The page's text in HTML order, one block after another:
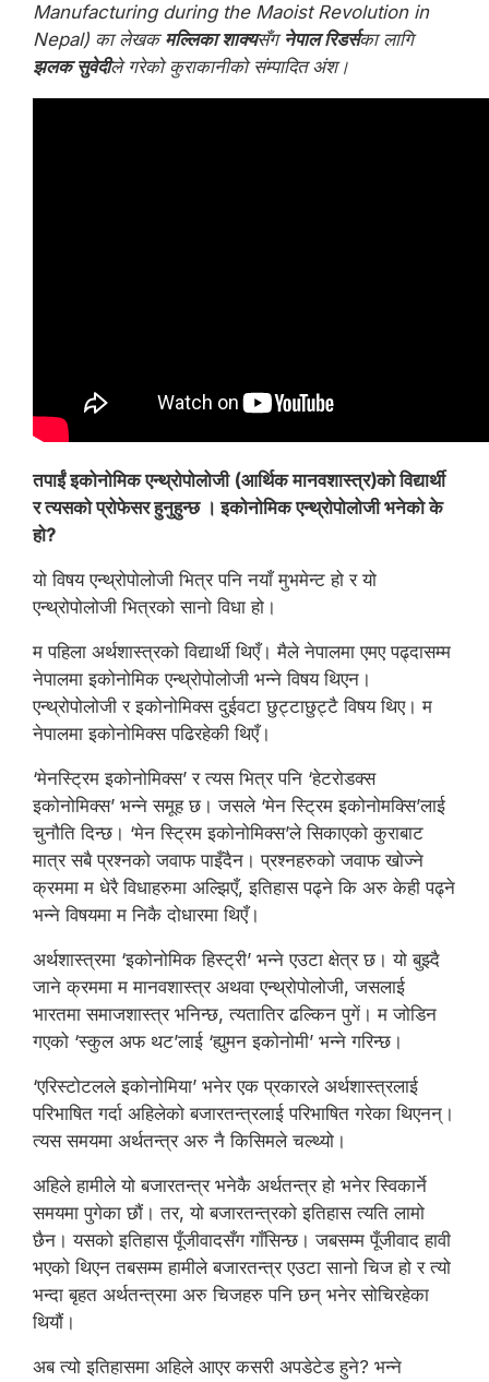
Manufacturing during the Maoist Revolution in
Nepal) का लेखक मल्लिका शाक्यसँग नेपाल रिडर्सका लागि
झलक सुवेदीले गरेको कुराकानीको संम्पादित अंश।
तपाईं इकोनोमिक एन्थ्रोपोलोजी (आर्थिक मानवशास्त्र)को विद्यार्थी
र त्यसको प्रोफेसर हुनुहुन्छ । इकोनोमिक एन्थ्रोपोलोजी भनेको के
हो?
यो विषय एन्थ्रोपोलोजी भित्र पनि नयाँ मुभमेन्ट हो र यो
एन्थ्रोपोलोजी भित्रको सानो विधा हो।
म पहिला अर्थशास्त्रको विद्यार्थी थिएँ। मैले नेपालमा एमए पढ्दासम्म
नेपालमा इकोनोमिक एन्थ्रोपोलोजी भन्ने विषय थिएन।
एन्थ्रोपोलोजी र इकोनोमिक्स दुईवटा छुट्टाछुट्टै विषय थिए। म
नेपालमा इकोनोमिक्स पढिरहेकी थिएँ।
‘मेनस्ट्रिम इकोनोमिक्स’ र त्यस भित्र पनि ‘हेटरोडक्स
इकोनोमिक्स’ भन्ने समूह छ। जसले ‘मेन स्ट्रिम इकोनोमक्सि’लाई
चुनौति दिन्छ। ‘मेन स्ट्रिम इकोनोमिक्स’ले सिकाएको कुराबाट
मात्र सबै प्रश्नको जवाफ पाइँदैन। प्रश्नहरुको जवाफ खोज्ने
क्रममा म धेरै विधाहरुमा अल्झिएँ, इतिहास पढ्ने कि अरु केही पढ्ने
भन्ने विषयमा म निकै दोधारमा थिएँ।
अर्थशास्त्रमा ‘इकोनोमिक हिस्ट्री’ भन्ने एउटा क्षेत्र छ। यो बुझ्दै
जाने क्रममा म मानवशास्त्र अथवा एन्थ्रोपोलोजी, जसलाई
भारतमा समाजशास्त्र भनिन्छ, त्यतातिर ढल्किन पुगें। म जोडिन
गएको ‘स्कुल अफ थट’लाई ‘ह्युमन इकोनोमी’ भन्ने गरिन्छ।
‘एरिस्टोटलले इकोनोमिया’ भनेर एक प्रकारले अर्थशास्त्रलाई
परिभाषित गर्दा अहिलेको बजारतन्त्रलाई परिभाषित गरेका थिएनन्।
त्यस समयमा अर्थतन्त्र अरु नै किसिमले चल्थ्यो।
अहिले हामीले यो बजारतन्त्र भनेकै अर्थतन्त्र हो भनेर स्विकार्ने
समयमा पुगेका छौं। तर, यो बजारतन्त्रको इतिहास त्यति लामो
छैन। यसको इतिहास पूँजीवादसँग गाँसिन्छ। जबसम्म पूँजीवाद हावी
भएको थिएन तबसम्म हामीले बजारतन्त्र एउटा सानो चिज हो र त्यो
भन्दा बृहत अर्थतन्त्रमा अरु चिजहरु पनि छन् भनेर सोचिरहेका
थियौं।
अब त्यो इतिहासमा अहिले आएर कसरी अपडेटेड हुने? भन्ने